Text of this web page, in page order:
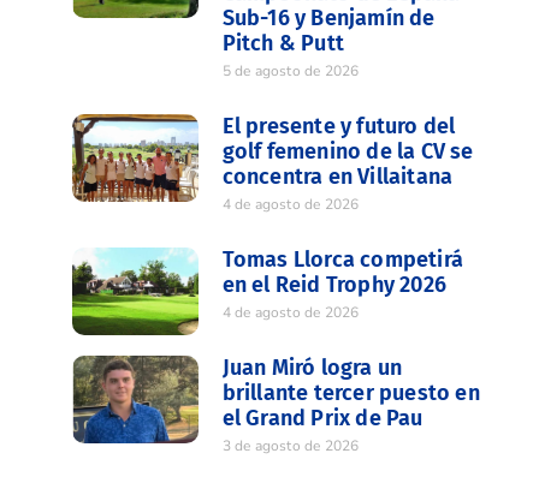
Sub-16 y Benjamín de
Pitch & Putt
5 de agosto de 2026
El presente y futuro del
golf femenino de la CV se
concentra en Villaitana
4 de agosto de 2026
Tomas Llorca competirá
en el Reid Trophy 2026
4 de agosto de 2026
Juan Miró logra un
brillante tercer puesto en
el Grand Prix de Pau
3 de agosto de 2026